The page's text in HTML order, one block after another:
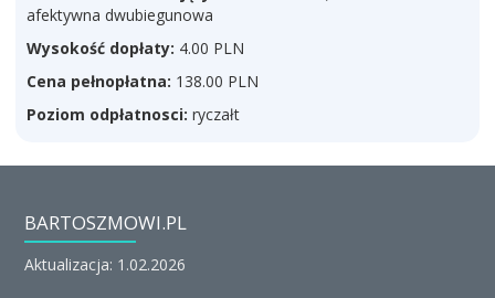
afektywna dwubiegunowa
Wysokość dopłaty: 4.00 PLN
Cena pełnopłatna: 138.00 PLN
Poziom odpłatnosci: ryczałt
BARTOSZMOWI.PL
Aktualizacja: 1.02.2026